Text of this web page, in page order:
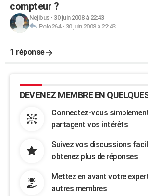
compteur ?
Nejibus- 30 juin 2008 à 22:43
Polo264- 30 juin 2008 à 22:43
1 réponse
DEVENEZ MEMBRE EN
Connectez-vous
partagent vos intérêts
Suivez vos discussions
obtenez plus de réponses
Mettez en avant votre
autres membres